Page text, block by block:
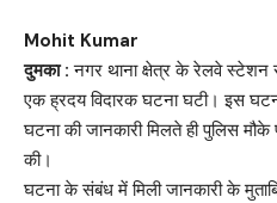
Mohit Kumar
दुमका : नगर थाना क्षेत्र के रेलवे स्टेशन
एक ह्रदय विदारक घटना घटी। इस
घटना की जानकारी मिलते ही पुलिस
की।
घटना के संबंध में मिली जानकारी के